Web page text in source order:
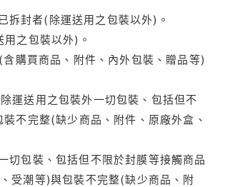
拆封者(除運送用之包裝以外)。
之包裝以外)。
購買商品、附件、內外包裝、贈品等)
運送用之包裝外一切包裝、包括但不
不完整(缺少商品、附件、原廠外盒、
切包裝、包括但不限於封膜等接觸商品
受潮等)與包裝不完整(缺少商品、附